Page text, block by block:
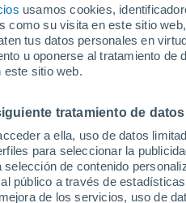
usamos cookies,
como su visita en este sitio
tus datos personales en
u oponerse al tratamiento
este sitio web.
tratamiento de
a ella, uso de datos
para seleccionar la
de contenido
público a través de
de los servicios, uso de